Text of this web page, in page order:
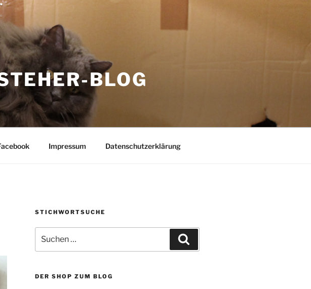
BLOG
Impressum Datenschutzerklärung
STICHWORTSUCHE
nach:
DER SHOP ZUM BLOG